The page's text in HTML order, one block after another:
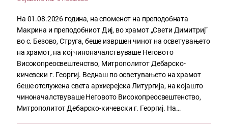
На 01.08.2026 година, на споменот на преподобната
Макрина и преподобниот Диј, во храмот „Свети Димитриј“
во с. Безово, Струга, беше извршен чинот на осветувањето
на храмот, на кој чиноначалствуваше Неговото
Високопреосвештенство, Митрополитот Дебарско-
кичевски г. Георгиј. Веднаш по осветувањето на храмот
беше отслужена света архиерејска Литургија, на којашто
чиноначалствуваше Неговото Високопреосвештенство,
Митрополитот Дебарско-кичевски г. Георгиј. На…